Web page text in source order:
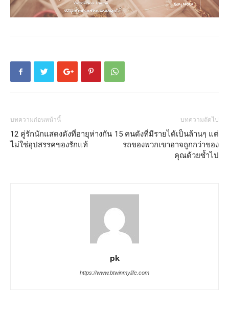
บทความก่อนหน้านี้
12 คู่รักนักแสดงดังที่อายุห่างกัน
ไม่ใช่อุปสรรคของรักแท้
บทความถัดไป
15 คนดังที่มีรายได้เป็นล้านๆ แต่
รถของพวกเขาอาจถูกกว่าของ
คุณด้วยซ้ำไป
pk
https://www.btwinmylife.com